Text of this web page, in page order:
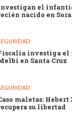
el
nacido en
investiga
en Santa Cruz
maletas: Hebert
su libertad